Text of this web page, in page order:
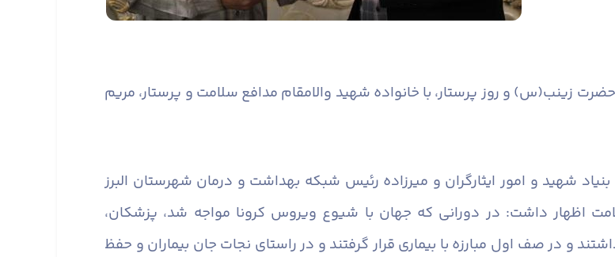
زینب(س) و روز پرستار، با خانواده شهید والامقام مدافع سلامت و پرستار، مریم
شهید و امور ایثارگران و میرزاده رئیس شبکه بهداشت و درمان شهرستان البرز
اظهار داشت: در دورانی که جهان با شیوع ویروس کرونا مواجه شد، پزشکان،
و در صف اول مبارزه با بیماری قرار گرفتند و در راستای نجات جان بیماران و حفظ